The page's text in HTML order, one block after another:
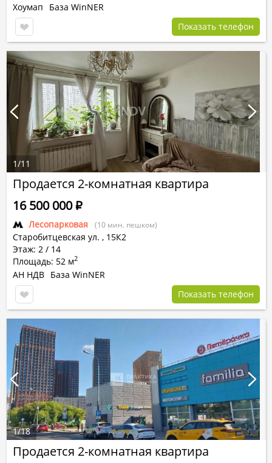
Хоумап
База WinNER
Показать телефон
Продается 2-комнатная квартира
Лесопарковая (10 мин. пешком)
Старобитцевская ул. , 15К2
Этаж: 2 / 14
Площадь: 52 м2
16 500 000Р
АН НДВ База WinNER
Показать телефон
1/11
Продается 2-комнатная квартира
1/18